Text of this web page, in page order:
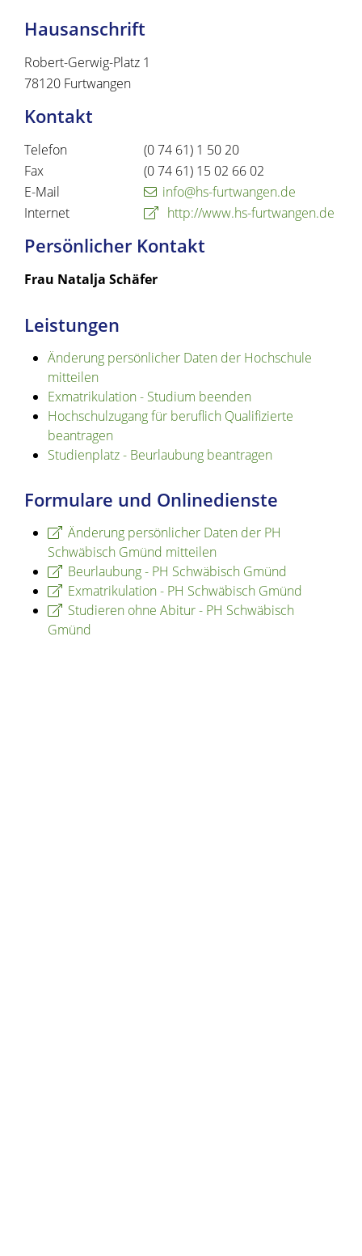
Hausanschrift
Robert-Gerwig-Platz 1
78120 Furtwangen
Kontakt
Telefon (074 61) 1 50 20
Fax
(074 61) 15 02 66 02
E-Mail
info@hs-furtwangen.de
Internet
http://www.hs-furtwangen.de
Persönlicher Kontakt
Frau Natalja Schäfer
Leistungen
Änderung persönlicher Daten der Hochschule
mitteilen
Exmatrikulation - Studium beenden
Hochschulzugang für beruflich Qualifizierte
beantragen
Studienplatz - Beurlaubung beantragen
Formulare und Onlinedienste
Änderung persönlicher Daten der PH
Schwäbisch Gmünd mitteilen
Beurlaubung - PH Schwäbisch Gmünd
Exmatrikulation - PH Schwäbisch Gmünd
Studieren ohne Abitur - PH Schwäbisch
Gmünd